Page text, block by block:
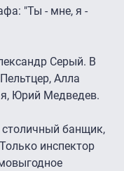
"Ты - мне, я -
Серый. В
Алла
Юрий Медведев.
банщик,
инспектор